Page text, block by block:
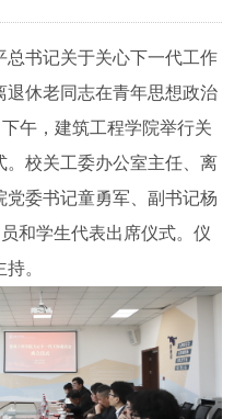
总书记关于关心下一代工作
退休老同志在青年思想政治
午，建筑工程学院举行关
校关工委办公室主任、离
委书记童勇军、副书记杨
和学生代表出席仪式。仪
。